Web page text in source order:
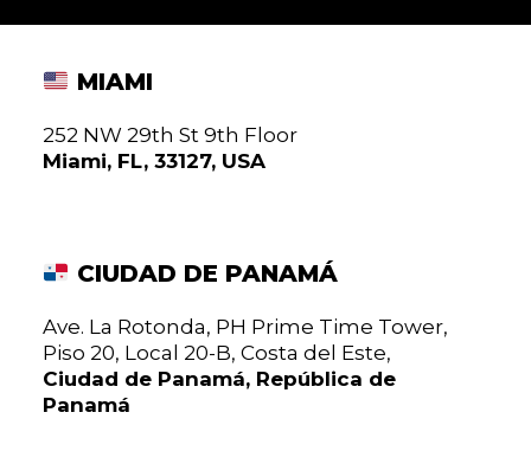
MIAMI
252 NW 29th St 9th Floor
Miami, FL, 33127, USA
CIUDAD DE PANAMÁ
Ave. La Rotonda, PH Prime Time Tower,
Piso 20, Local 20-B, Costa del Este,
Ciudad de Panamá, República de
Panamá